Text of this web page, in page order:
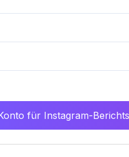
für Instagram-